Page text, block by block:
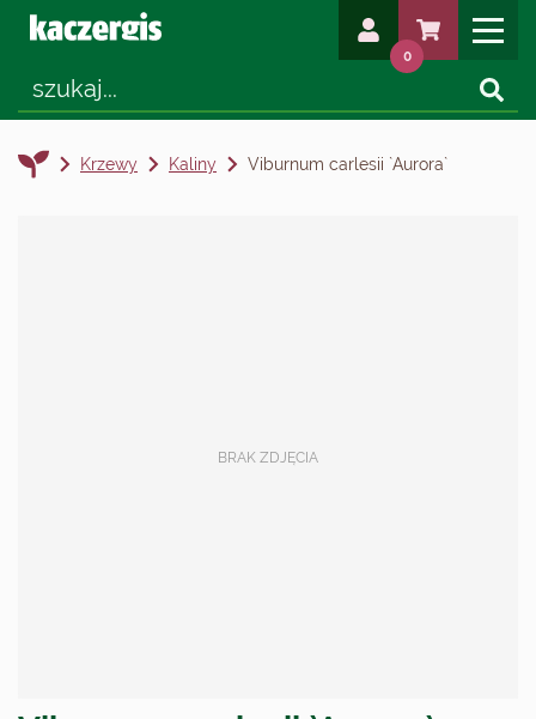
0
Krzewy Kaliny Viburnum carlesii `Aurora`